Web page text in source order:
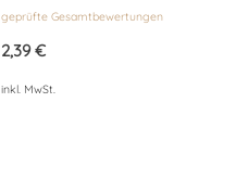
mit
von 5
geprüfte Gesamtbewertungen
2,39€
inkl. MwSt.